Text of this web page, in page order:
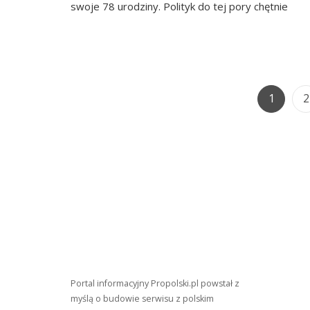
swoje 78 urodziny. Polityk do tej pory chętnie
Page
1 2
Portal informacyjny Propolski.pl powstał z
myślą o budowie serwisu z polskim